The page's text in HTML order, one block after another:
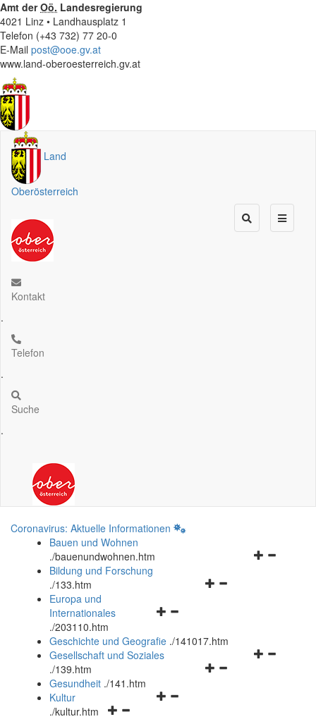
Amt derOö. Landesregierung
4021 Linz • Landhausplatz 1
Telefon (+43 732) 77 20-0
E-Mail post@ooe.gv.at
www.land-oberoesterreich.gv.at
Land
Oberösterreich
Kontakt
.
Telefon
.
Suche
.
Coronavirus: Aktuelle Informationen
Bauen und Wohnen
./bauenundwohnen.htm
Navigationsmenü
Bildung und Forschung
./133.htm
Navigationsmenü
und
schließen
Europa und
Internationales
./203110.htm
Geschichte und Geografie ./141017.htm
Navigationsmenü
Gesellschaft und Soziales
./139.htm
Navigationsmenü
Gesundheit ./141.htm
Navigationsmenü
Kultur
./kultur.htm